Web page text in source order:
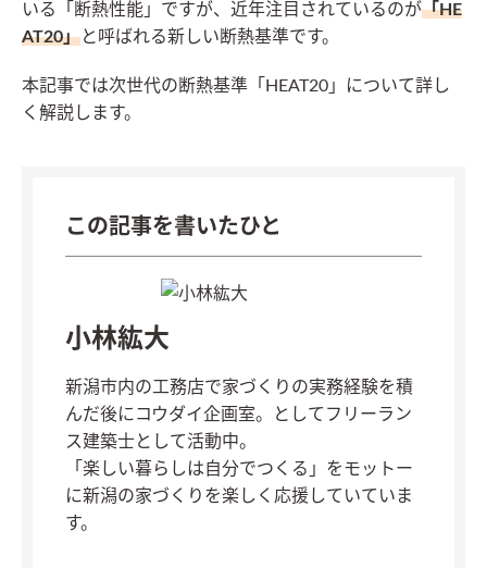
いる「断熱性能」ですが、近年注目されているのが「HE
AT20」と呼ばれる新しい断熱基準です。
本記事では次世代の断熱基準「HEAT20」について詳し
く解説します。
この記事を書いたひと
小林紘大
新潟市内の工務店で家づくりの実務経験を積
んだ後にコウダイ企画室。としてフリーラン
ス建築士として活動中。
「楽しい暮らしは自分でつくる」をモットー
に新潟の家づくりを楽しく応援していていま
す。